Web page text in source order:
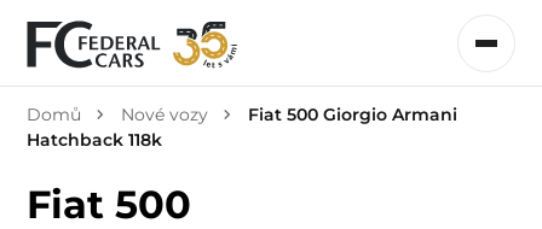
Domů Nové vozy
Fiat 500 Giorgio Armani
Hatchback 118k
Fiat 500